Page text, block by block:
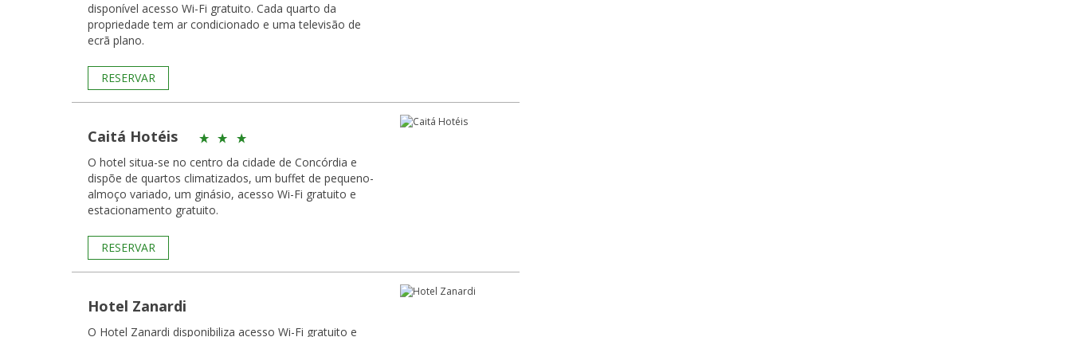
disponível acesso Wi-Fi gratuito. Cada quarto da
propriedade tem ar condicionado e uma televisão de
ecrã plano.
RESERVAR
Caitá Hotéis
O hotel situa-se no centro da cidade de Concórdia e
dispõe de quartos climatizados, um buffet de pequeno-
almoço variado, um ginásio, acesso Wi-Fi gratuito e
estacionamento gratuito.
RESERVAR
Hotel Zanardi
O Hotel Zanardi disponibiliza acesso Wi-Fi gratuito e